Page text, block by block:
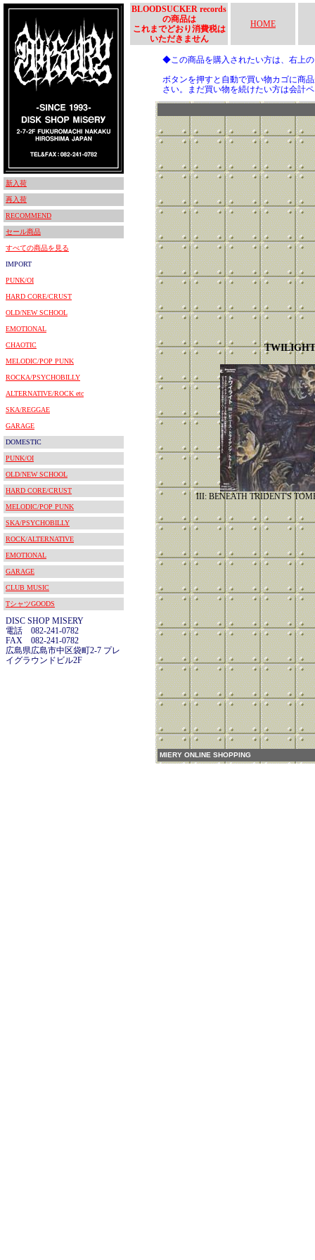
新入荷
再入荷
RECOMMEND
セール商品
すべての商品を見る
IMPORT
PUNK/OI
HARD CORE/CRUST
OLD/NEW SCHOOL
EMOTIONAL
CHAOTIC
MELODIC/POP PUNK
ROCKA/PSYCHOBILLY
ALTERNATIVE/ROCK etc
SKA/REGGAE
GARAGE
DOMESTIC
PUNK/OI
OLD/NEW SCHOOL
HARD CORE/CRUST
MELODIC/POP PUNK
SKA/PSYCHOBILLY
ROCK/ALTERNATIVE
EMOTIONAL
GARAGE
CLUB MUSIC
TシャツGOODS
DISC SHOP MISERY
電話 082-241-0782
FAX 082-241-0782
広島県広島市中区袋町2-7 プレ
イグラウンドビル2F
BLOODSUCKER records
の商品は
これまでどおり消費税は
いただきません
HOME
◆この商品を購入されたい方は、右上
ボタンを押すと自動で買い物カゴに商
さい。まだ買い物を続けたい方は会計
TWILIGHT
III: BENEATH TRIDENT'S
MIERY ONLINE SHOPPING